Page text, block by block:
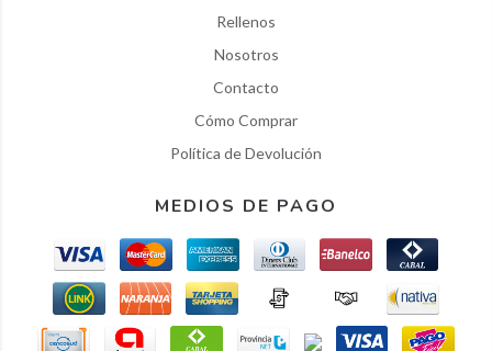
Rellenos
Nosotros
Contacto
Cómo Comprar
Política de Devolución
MEDIOS DE PAGO